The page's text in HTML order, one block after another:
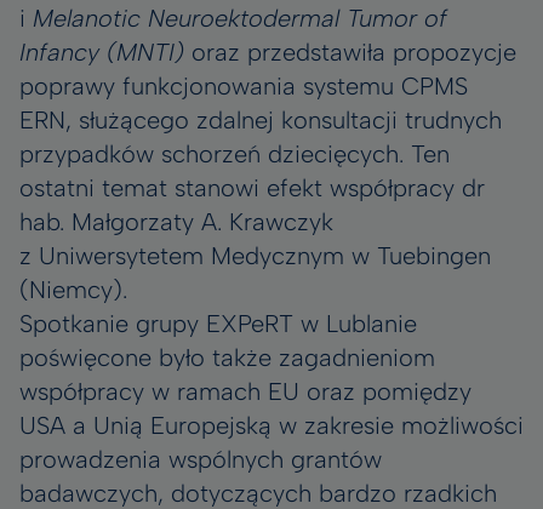
i Melanotic Neuroektodermal Tumor of
Infancy (MNTI) oraz przedstawiła propozycje
poprawy funkcjonowania systemu CPMS
ERN, służącego zdalnej konsultacji trudnych
przypadków schorzeń dziecięcych. Ten
ostatni temat stanowi efekt współpracy dr
hab. Małgorzaty A. Krawczyk
z Uniwersytetem Medycznym w Tuebingen
(Niemcy).
Spotkanie grupy EXPeRT w Lublanie
poświęcone było także zagadnieniom
współpracy w ramach EU oraz pomiędzy
USA a Unią Europejską w zakresie możliwości
prowadzenia wspólnych grantów
badawczych, dotyczących bardzo rzadkich